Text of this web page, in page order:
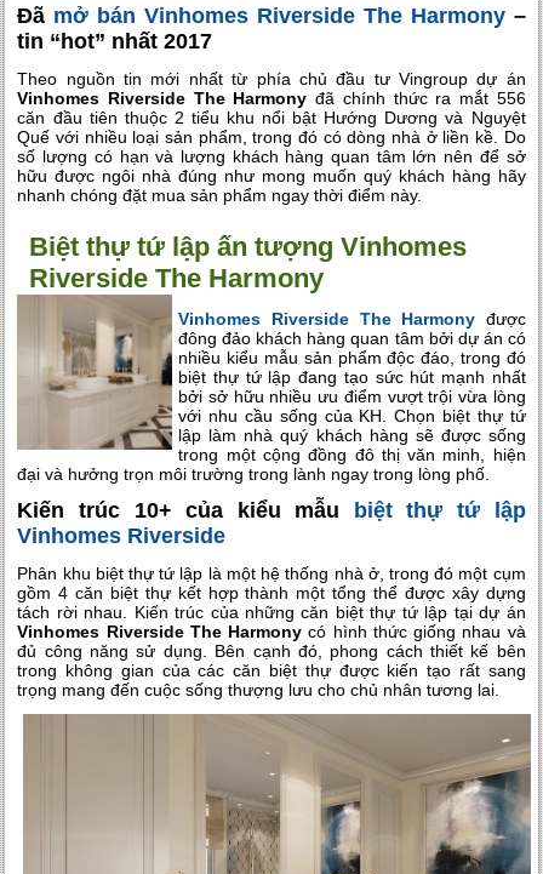
Đã mở bán Vinhomes Riverside The Harmony–
tin “hot” nhất 2017
Theo nguồn tin mới nhất từ phía chủ đầu tư Vingroup dự án
Vinhomes Riverside The Harmony đã chính thức ra mắt 556
căn đầu tiên thuộc 2 tiểu khu nổi bật Hướng Dương và Nguyệt
Quế với nhiều loại sản phẩm, trong đó có dòng nhà ở liền kề. Do
số lượng có hạn và lượng khách hàng quan tâm lớn nên để sở
hữu được ngôi nhà đúng như mong muốn quý khách hàng hãy
nhanh chóng đặt mua sản phẩm ngay thời điểm này.
Biệt thự tứ lập ấn tượng Vinhomes
Riverside The Harmony
Vinhomes Riverside The Harmony được
đông đảo khách hàng quan tâm bởi dự án có
nhiều kiểu mẫu sản phẩm độc đáo, trong đó
biệt thự tứ lập đang tạo sức hút mạnh nhất
bởi sở hữu nhiều ưu điểm vượt trội vừa lòng
với nhu cầu sống của KH. Chọn biệt thự tứ
lập làm nhà quý khách hàng sẽ được sống
trong một cộng đồng đô thị văn minh, hiện
đại và hưởng trọn môi trường trong lành ngay trong lòng phố.
Kiến trúc 10+ của kiểu mẫu biệt thự tứ lập
Vinhomes Riverside
Phân khu biệt thự tứ lập là một hệ thống nhà ở, trong đó một cụm
gồm 4 căn biệt thự kết hợp thành một tổng thể được xây dựng
tách rời nhau. Kiến trúc của những căn biệt thự tứ lập tại dự án
Vinhomes Riverside The Harmony có hình thức giống nhau và
đủ công năng sử dụng. Bên cạnh đó, phong cách thiết kế bên
trong không gian của các căn biệt thự được kiến tạo rất sang
trọng mang đến cuộc sống thượng lưu cho chủ nhân tương lai.